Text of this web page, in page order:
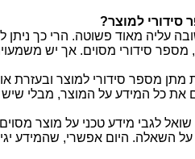
סידורי למוצר?
עליה מאוד פשוטה. הרי כך ניתן
מספר סידורי מסוים. אך יש
מספר סידורי למוצר ובעזרת
כל המידע על המוצר, מבלי שיש
לגבי מידע טכני על מוצר
השאלה. היום אפשרי, שהמידע